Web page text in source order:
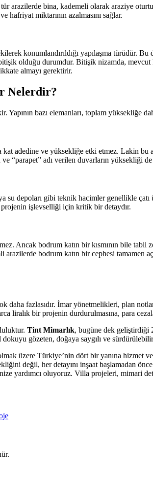
arazilerde bina, kademeli olarak araziye
hafriyat miktarının azalmasını sağlar.
konumlandırıldığı yapılaşma türüdür.
olduğu durumdur. Bitişik nizamda,
almayı gerektirir.
Nelerdir?
Yapının bazı elemanları, toplam yüksekliğe
adedine ve yüksekliğe etki etmez. Lakin
“parapet” adı verilen duvarların
su depoları gibi teknik hacimler genellikle
işlevselliği için kritik bir detaydır.
Ancak bodrum katın bir kısmının bile tabii
bodrum katın bir cephesi tamamen
fazlasıdır. İmar yönetmelikleri, plan
liralık bir projenin durdurulmasına, para
Tint Mimarlık, bugüne dek geliştirdiği
gözeten, doğaya saygılı ve
üzere Türkiye’nin dört bir yanına hizmet
değil, her detayını inşaat başlamadan
yardımcı oluyoruz. Villa projeleri, mimari